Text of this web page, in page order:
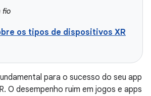
fio
os tipos de dispositivos XR
para o sucesso do seu app
O desempenho ruim em jogos e apps